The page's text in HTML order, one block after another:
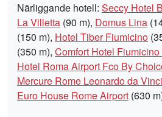
Närliggande hotell: Seccy Hotel
La Villetta (90 m), Domus Lina
(150 m), Hotel Tiber Fiumicino
(350 m), Comfort Hotel
Hotel Roma Airport Fco By
Mercure Rome Leonardo da
Euro House Rome Airport (630